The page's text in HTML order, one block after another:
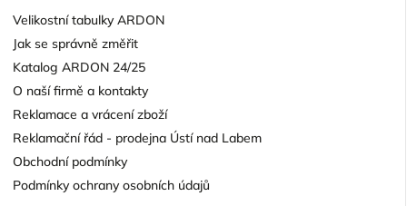
Velikostní tabulky ARDON
Jak se správně změřit
Katalog ARDON 24/25
O naší firmě a kontakty
Reklamace a vrácení zboží
Reklamační řád - prodejna Ústí nad Labem
Obchodní podmínky
Podmínky ochrany osobních údajů